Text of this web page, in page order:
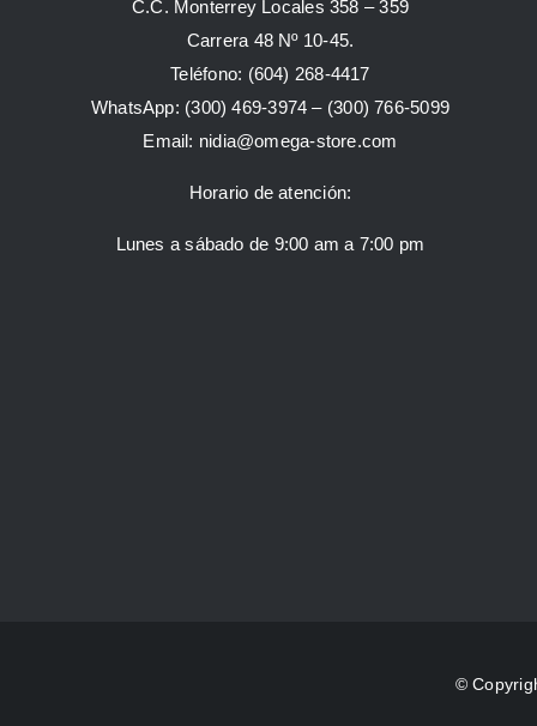
C.C. Monterrey Locales 358 – 359
Carrera 48 Nº 10-45.
Teléfono: (604) 268-4417
WhatsApp: (300) 469-3974 – (300) 766-5099
Email: nidia@omega-store.com
Horario de atención:
Lunes a sábado de 9:00 am a 7:00 pm
©